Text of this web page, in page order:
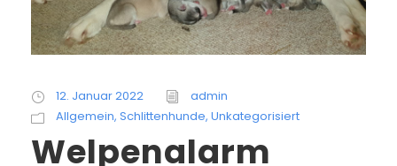
12. Januar 2022
admin
Allgemein, Schlittenhunde, Unkategorisiert
Welpenalarm